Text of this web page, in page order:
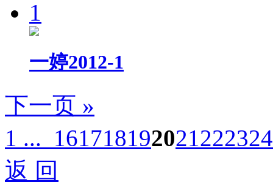
一婷2012-1
下一页 »
1 ... 161718192021222324
返 回